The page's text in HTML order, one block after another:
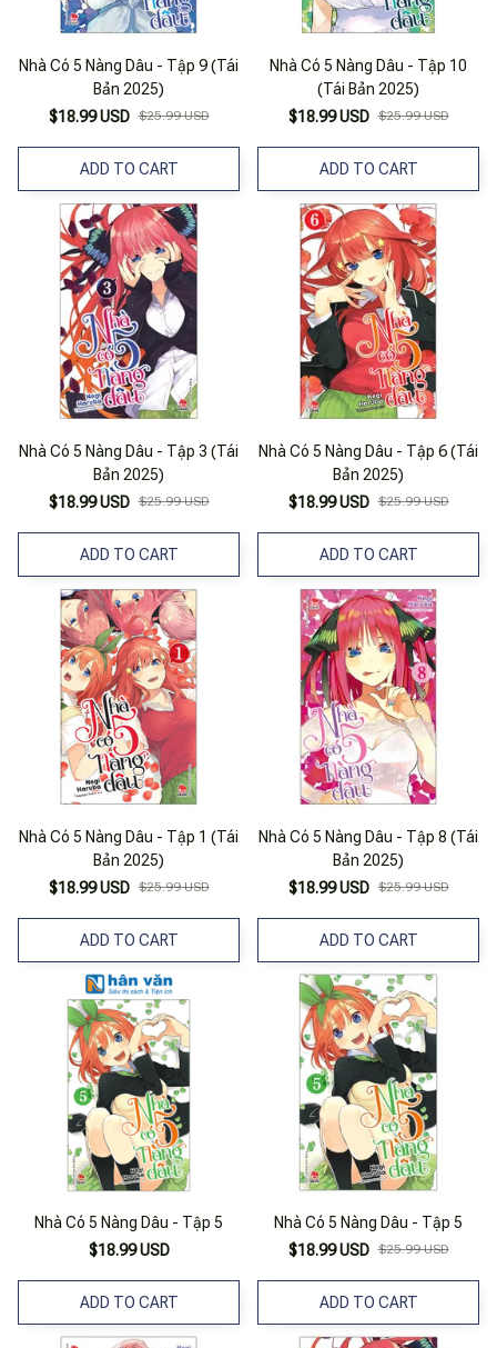
Nhà Có 5 Nàng Dâu - Tập 9 (Tái
Bản 2025)
$18.99 USD $25.99 USD
ADD TO CART
Nhà Có 5 Nàng Dâu - Tập 10
(Tái Bản 2025)
$18.99 USD $25.99 USD
ADD TO CART
Nhà Có 5 Nàng Dâu - Tập 3 (Tái
Bản 2025)
$18.99 USD $25.99 USD
ADD TO CART
Nhà Có 5 Nàng Dâu - Tập 6 (Tái
Bản 2025)
$18.99 USD $25.99 USD
ADD TO CART
Nhà Có 5 Nàng Dâu - Tập 1 (Tái
Bản 2025)
$18.99 USD $25.99 USD
ADD TO CART
Nhà Có 5 Nàng Dâu - Tập 8 (Tái
Bản 2025)
$18.99 USD $25.99 USD
ADD TO CART
Nhà Có 5 Nàng Dâu - Tập 5
$18.99 USD
ADD TO CART
Nhà Có 5 Nàng Dâu - Tập 5
$18.99 USD $25.99 USD
ADD TO CART